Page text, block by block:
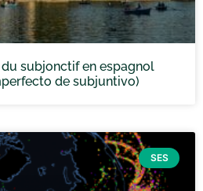
subjonctif en espagnol
de subjuntivo)
SES